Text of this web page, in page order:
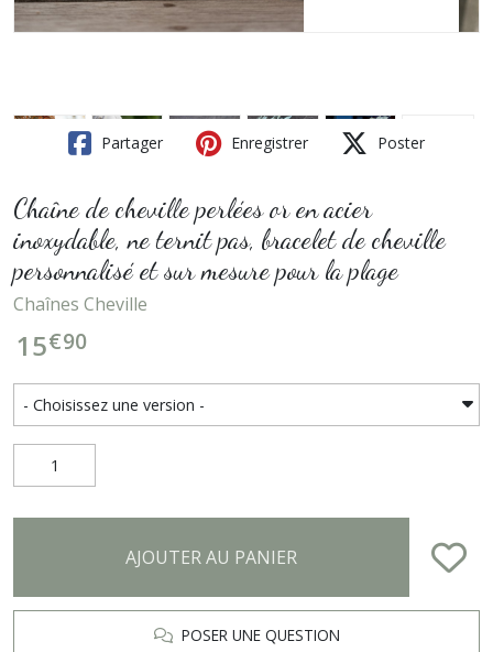
Partager Enregistrer Poster
Chaîne de cheville perlées or en acier
inoxydable, ne ternit pas, bracelet de cheville
personnalisé et sur mesure pour la plage
Chaînes Cheville
15€90
AJOUTER AU PANIER
POSER UNE QUESTION